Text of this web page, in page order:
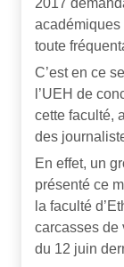
académiques
toute
C’est en ce
l’UEH de
cette faculté,
des
En effet, un
présenté ce
la faculté
carcasses de
du 12 juin